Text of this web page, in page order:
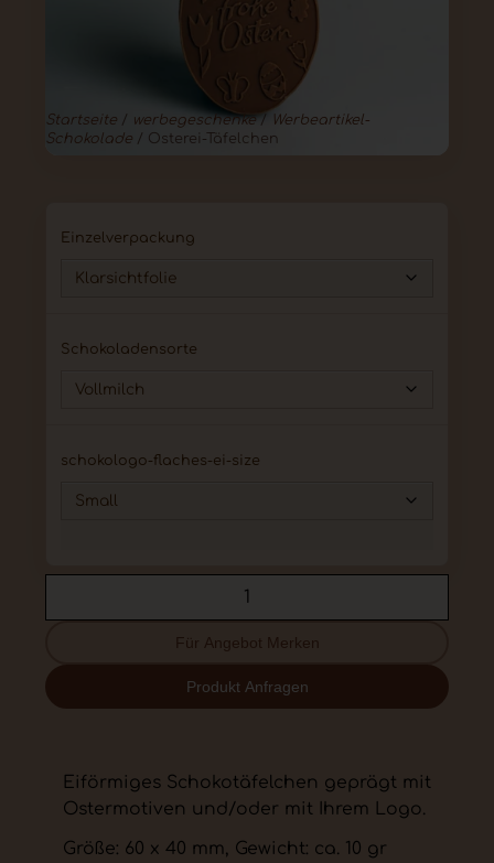
Startseite/ werbegeschenke/
Werbeartikel-
Schokolade/ Osterei-Täfelchen
Einzelverpackung
Schokoladensorte
schokologo-flaches-ei-size
Für Angebot Merken
Produkt Anfragen
Eiförmiges Schokotäfelchen geprägt mit
Ostermotiven und/oder mit Ihrem Logo.
Größe: 60 x 40 mm, Gewicht: ca. 10 gr